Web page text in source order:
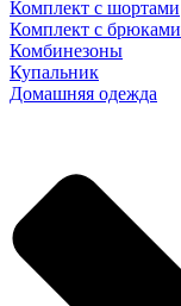
Комплект с шортами
Комплект с брюками
Комбинезоны
Купальник
Домашняя одежда